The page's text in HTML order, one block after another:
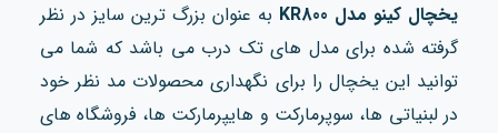
یخچال کینو مدل KR800
به عنوان بزرگ ترین سایز در نظر
گرفته شده برای مدل های تک درب می باشد که شما می
توانید این یخچال را برای نگهداری محصولات مد نظر خود
در لبنیاتی ها، سوپرمارکت و هایپرمارکت ها، فروشگاه های